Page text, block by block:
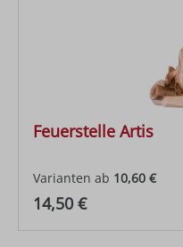
Feuerstelle Artis
Varianten ab 10,60 €
Regulärer Preis:
14,50 €